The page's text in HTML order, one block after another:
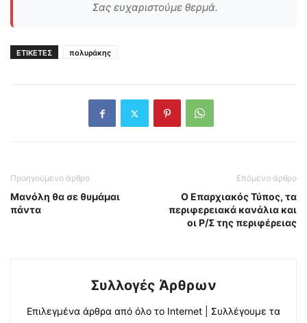
Σας ευχαριστούμε θερμά.
ΕΤΙΚΕΤΕΣ πολυράκης
Προηγούμενο άρθρο
Μανόλη θα σε θυμάμαι
πάντα
Επόμενο άρθρο
Ο Επαρχιακός Τύπος, τα
περιφερειακά κανάλια και
οι Ρ/Σ της περιφέρειας
Συλλογές Άρθρων
Επιλεγμένα άρθρα από όλο το Internet | Συλλέγουμε τα